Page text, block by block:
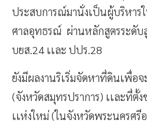
ประสบการณ์มานั่งเป็นผู้บริหาร
ศาลอุทธรณ์ ผ่านหลักสูตรระดับ
บยส.24 เเละ ปปร.28
ยังมีผลงานริเริ่มจัดหาที่ดินเพื่อจ
(จังหวัดสมุทรปราการ) เเละที่ตั้ง
เเห่งใหม่ (ในจังหวัดพระนครศรี